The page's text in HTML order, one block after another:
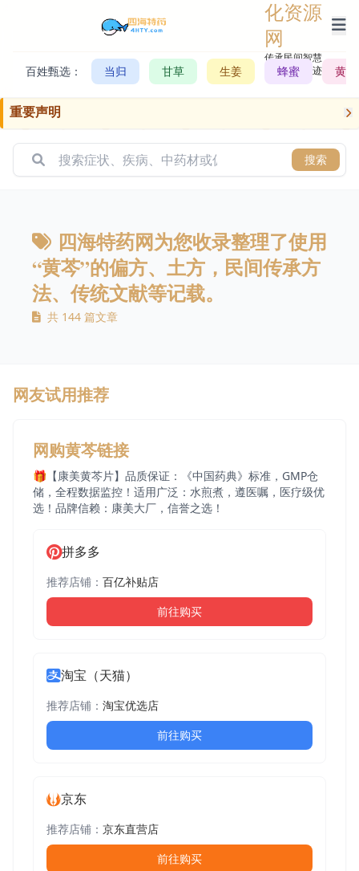
化资源
网
传承民间智慧，
记录历史轨迹
百姓甄选： 当归 甘草 生姜 蜂蜜 黄芪
重要声明
搜索
四海特药网为您收录整理了使用
“黄芩”的偏方、土方，民间传承方
法、传统文献等记载。
共 144 篇文章
网友试用推荐
网购黄芩链接
🎁【康美黄芩片】品质保证：《中国药典》标准，GMP仓
储，全程数据监控！适用广泛：水煎煮，遵医嘱，医疗级优
选！品牌信赖：康美大厂，信誉之选！
拼多多
推荐店铺： 百亿补贴店
前往购买
淘宝（天猫）
推荐店铺： 淘宝优选店
前往购买
京东
推荐店铺： 京东直营店
前往购买